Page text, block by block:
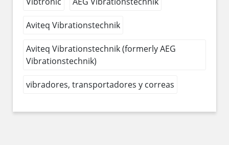
Aviteq Vibrationstechnik
Aviteq Vibrationstechnik (formerly AEG
Vibrationstechnik)
vibradores, transportadores y correas